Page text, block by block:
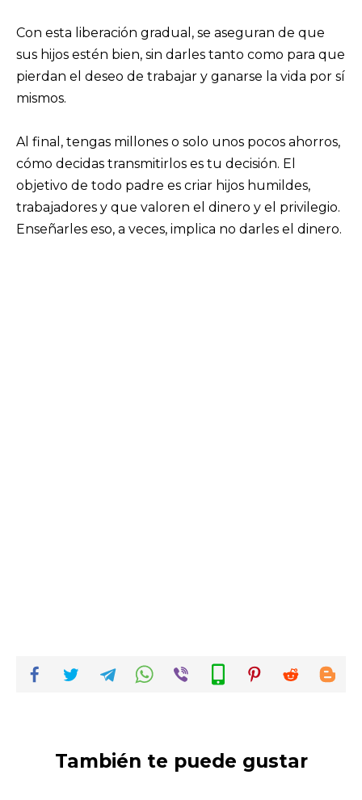
Con esta liberación gradual, se aseguran de que
sus hijos estén bien, sin darles tanto como para que
pierdan el deseo de trabajar y ganarse la vida por sí
mismos.
Al final, tengas millones o solo unos pocos ahorros,
cómo decidas transmitirlos es tu decisión. El
objetivo de todo padre es criar hijos humildes,
trabajadores y que valoren el dinero y el privilegio.
Enseñarles eso, a veces, implica no darles el dinero.
También te puede gustar